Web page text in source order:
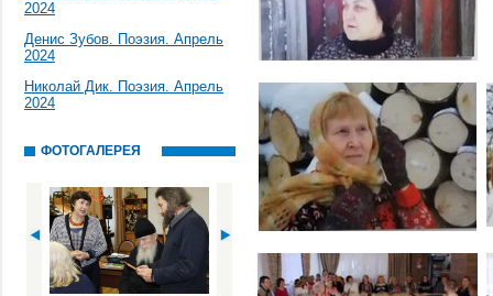
2024
Денис Зубов. Поэзия. Апрель
2024
Николай Дик. Поэзия. Апрель
2024
ФОТОГАЛЕРЕЯ